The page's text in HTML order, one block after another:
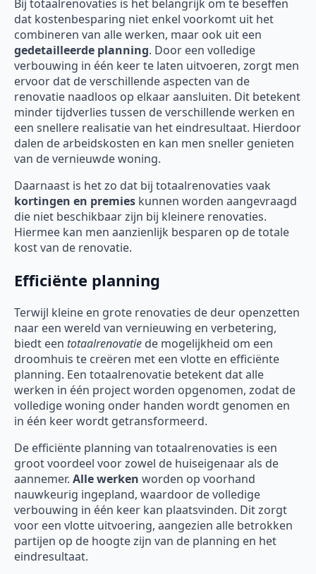
Bij totaalrenovaties is het belangrijk om te beseffen
dat kostenbesparing niet enkel voorkomt uit het
combineren van alle werken, maar ook uit een
gedetailleerde planning. Door een volledige
verbouwing in één keer te laten uitvoeren, zorgt men
ervoor dat de verschillende aspecten van de
renovatie naadloos op elkaar aansluiten. Dit betekent
minder tijdverlies tussen de verschillende werken en
een snellere realisatie van het eindresultaat. Hierdoor
dalen de arbeidskosten en kan men sneller genieten
van de vernieuwde woning.
Daarnaast is het zo dat bij totaalrenovaties vaak
kortingen en premies kunnen worden aangevraagd
die niet beschikbaar zijn bij kleinere renovaties.
Hiermee kan men aanzienlijk besparen op de totale
kost van de renovatie.
Efficiënte planning
Terwijl kleine en grote renovaties de deur openzetten
naar een wereld van vernieuwing en verbetering,
biedt een totaalrenovatie de mogelijkheid om een
droomhuis te creëren met een vlotte en efficiënte
planning. Een totaalrenovatie betekent dat alle
werken in één project worden opgenomen, zodat de
volledige woning onder handen wordt genomen en
in één keer wordt getransformeerd.
De efficiënte planning van totaalrenovaties is een
groot voordeel voor zowel de huiseigenaar als de
aannemer. Alle werken worden op voorhand
nauwkeurig ingepland, waardoor de volledige
verbouwing in één keer kan plaatsvinden. Dit zorgt
voor een vlotte uitvoering, aangezien alle betrokken
partijen op de hoogte zijn van de planning en het
eindresultaat.